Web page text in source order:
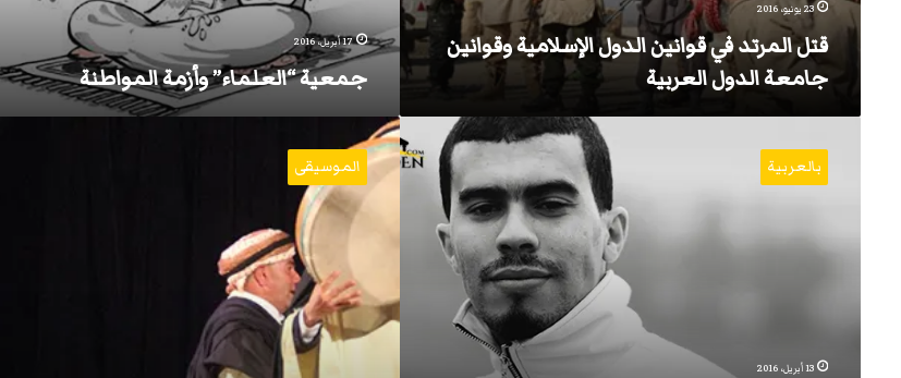
23 يونيو، 2016
قتل المرتد في قوانين الدول الإسلامية وقوانين
جامعة الدول العربية
17 أبريل، 2016
جمعية “العلماء” وأزمة المواطنة
بالعربية
13 أبريل، 2016
“قدور
آيابوسي”
عملاق
الـ”دّْمام”
الموسيقى